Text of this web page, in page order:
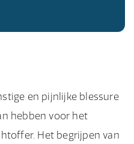
en pijnlijke blessure
hebben voor het
Het begrijpen van